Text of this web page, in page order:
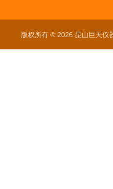
版权所有 © 2026 昆山巨天